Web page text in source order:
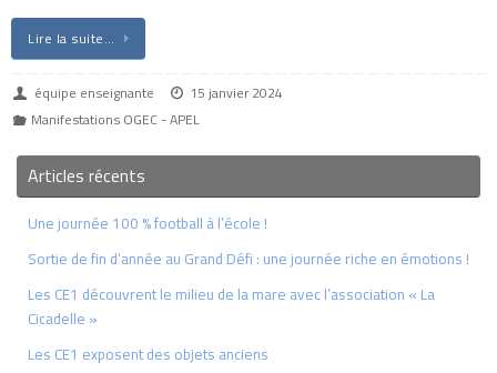
Lire la suite…
équipe enseignante
15 janvier 2024
Manifestations OGEC - APEL
Articles récents
Une journée 100 % football à l’école !
Sortie de fin d’année au Grand Défi : une journée riche en émotions !
Les CE1 découvrent le milieu de la mare avec l’association « La
Cicadelle »
Les CE1 exposent des objets anciens